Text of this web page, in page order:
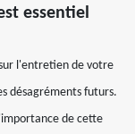
essentiel
l'entretien de votre
désagréments futurs.
de cette